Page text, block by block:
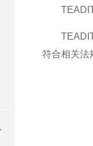
TEADIT
TEADIT
符合相关法